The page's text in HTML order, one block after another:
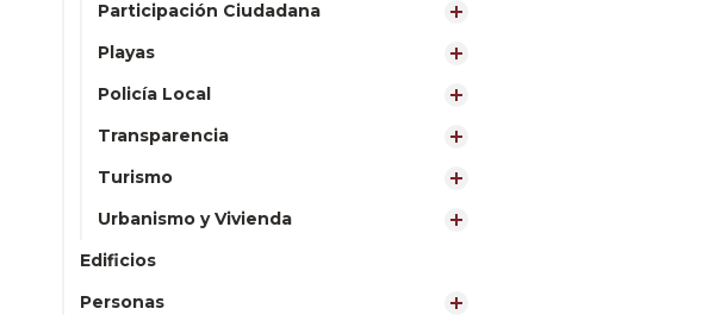
Participación Ciudadana
Playas
Policía Local
Transparencia
Turismo
Urbanismo y Vivienda
Edificios
Personas